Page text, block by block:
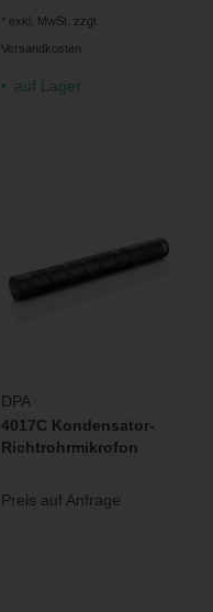
* exkl. MwSt. zzgl.
Versandkosten
auf Lager
DPA
4017C Kondensator-
Richtrohrmikrofon
Preis auf Anfrage